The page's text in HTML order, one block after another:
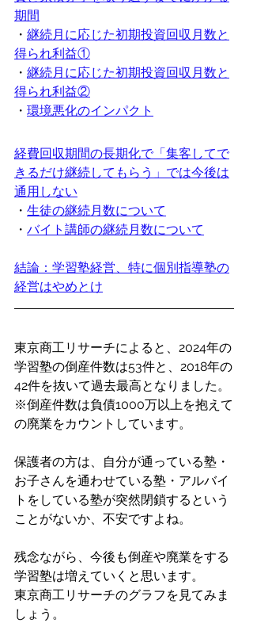
期間
・ 継続月に応じた初期投資回収月数と
得られ利益①
・ 継続月に応じた初期投資回収月数と
得られ利益②
・ 環境悪化のインパクト
経費回収期間の長期化で「集客してで
きるだけ継続してもらう」では今後は
通用しない
・ 生徒の継続月数について
・ バイト講師の継続月数について
結論：学習塾経営、特に個別指導塾の
経営はやめとけ
東京商工リサーチによると、2024年の
学習塾の倒産件数は53件と、2018年の
42件を抜いて過去最高となりました。
※倒産件数は負債1000万以上を抱えて
の廃業をカウントしています。
保護者の方は、自分が通っている塾・
お子さんを通わせている塾・アルバイ
トをしている塾が突然閉鎖するという
ことがないか、不安ですよね。
残念ながら、今後も倒産や廃業をする
学習塾は増えていくと思います。
東京商工リサーチのグラフを見てみま
しょう。